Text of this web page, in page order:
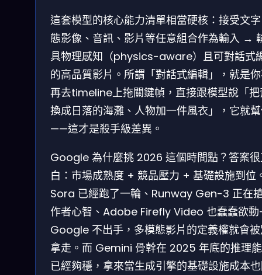
這套模型的核心能力清單相當硬核：接受文
態影像、音訊、影片等任意組合作為輸入 →
具物理感知（physics-aware）且可對話式
的高品質影片。所謂「對話式編輯」，就是
再去timeline上拖關鍵幀，直接跟模型說「
換成日落的海灘、人物加一件風衣」，它就
——這才是殺手級差異。
Google 為什麼挑 2026 這個時間點？答案
白：市場成熟度 + 競品壓力 + 基礎設施到位
Sora 已經跑了一輪、Runway Gen-3 正在
作者心智、Adobe Firefly Video 也蠢蠢欲
Google 不出手，多模態影片的定義權就會
拿走。而 Gemini 骨幹在 2025 年底的推理
已經夠穩，拿來當生成引擎的基礎設施成本